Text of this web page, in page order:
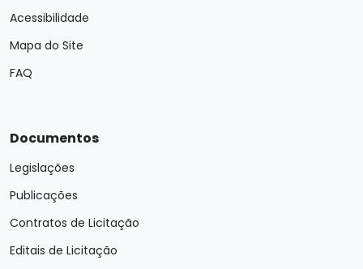
Acessibilidade
Mapa do Site
FAQ
Documentos
Legislações
Publicações
Contratos de Licitação
Editais de Licitação